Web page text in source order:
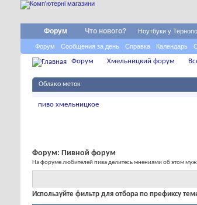
Форум
Форум Сообщения за день Справка Календарь
Что нового? Ноутбуки у
Форум Хмельницкий форум
Облако меток
пиво хмельницкое
Форум: Пивной форум
На форуме любителей пива делитесь мнениями об этом
Используйте фильтр для отбора по префиксу